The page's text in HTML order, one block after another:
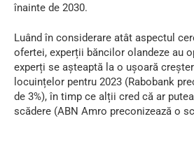
înainte de 2030.
Luând în considerare atât aspectul
ofertei, experții băncilor olandeze au
experți se așteaptă la o ușoară
locuințelor pentru 2023 (Rabobank
de 3%), în timp ce alții cred că ar
scădere (ABN Amro preconizează o